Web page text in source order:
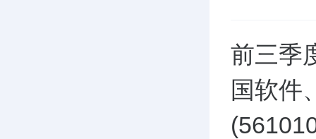
前三季
国软件